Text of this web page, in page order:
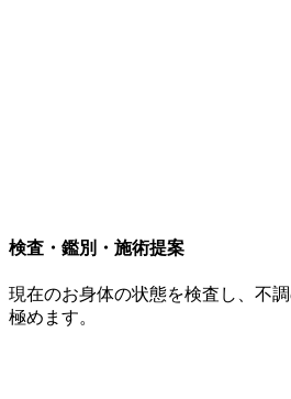
検査・鑑別・施術提案
現在のお身体の状態を検査し、不
極めます。